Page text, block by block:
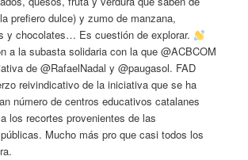
prefiero dulce) y zumo de manzana,
y chocolates… Es cuestión de explorar.
a la subasta solidaria con la que @ACBCOM
de @RafaelNadal y @paugasol. FAD
reivindicativo de la iniciativa que se ha
número de centros educativos catalanes
los recortes provenientes de las
Mucho más pro que casi todos los